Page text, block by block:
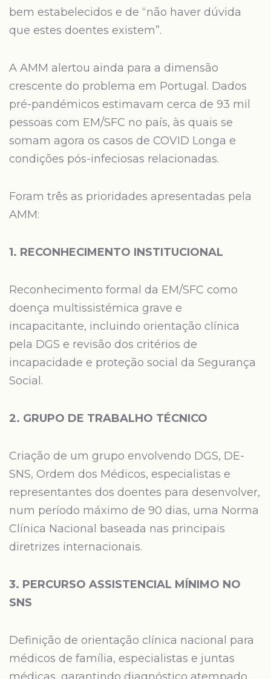
bem estabelecidos e de “não haver dúvida
que estes doentes existem”.
A AMM alertou ainda para a dimensão
crescente do problema em Portugal. Dados
pré-pandémicos estimavam cerca de 93 mil
pessoas com EM/SFC no país, às quais se
somam agora os casos de COVID Longa e
condições pós-infeciosas relacionadas.
Foram três as prioridades apresentadas pela
AMM:
1. RECONHECIMENTO INSTITUCIONAL
Reconhecimento formal da EM/SFC como
doença multissistémica grave e
incapacitante, incluindo orientação clínica
pela DGS e revisão dos critérios de
incapacidade e proteção social da Segurança
Social.
2. GRUPO DE TRABALHO TÉCNICO
Criação de um grupo envolvendo DGS, DE-
SNS, Ordem dos Médicos, especialistas e
representantes dos doentes para desenvolver,
num período máximo de 90 dias, uma Norma
Clínica Nacional baseada nas principais
diretrizes internacionais.
3. PERCURSO ASSISTENCIAL MÍNIMO NO
SNS
Definição de orientação clínica nacional para
médicos de família, especialistas e juntas